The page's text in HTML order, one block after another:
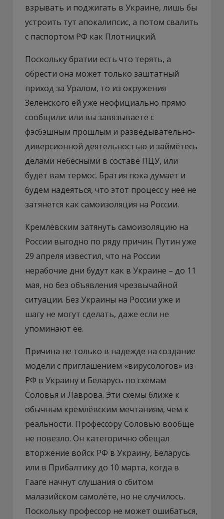
взрывать и поджигать в Украине, лишь бы
устроить тут апокалипсис, а потом свалить
с паспортом РФ как Плотницкий.
Поскольку братии есть что терять, а
обрести она может только заштатный
приход за Уралом, то из окружения
Зеленского ей уже неофициально прямо
сообщили: или вы завязываете с
фэсбэшным прошлым и разведывательно-
диверсионной деятельностью и займётесь
делами небесными в составе ПЦУ, или
будет вам термос. Братия пока думает и
будем надеяться, что этот процесс у неё не
затянется как самоизоляция на России.
Кремлёвским затянуть самоизоляцию на
России выгодно по ряду причин. Путин уже
29 апреля известил, что на России
нерабочие дни будут как в Украине – до 11
мая, но без объявления чрезвычайной
ситуации. Без Украины на России уже и
шагу не могут сделать, даже если не
упоминают её.
Причина не только в надежде на создание
модели с приглашением «вирусологов» из
РФ в Украину и Беларусь по схемам
Соловья и Лаврова. Эти схемы ближе к
обычным кремлёвским мечтаниям, чем к
реальности. Профессору Соловью вообще
не повезло. Он категорично обещал
вторжение войск РФ в Украину, Беларусь
или в Прибалтику до 10 марта, когда в
Гааге начнут слушания о сбитом
малазийском самолёте, но не случилось.
Поскольку профессор не может ошибаться,